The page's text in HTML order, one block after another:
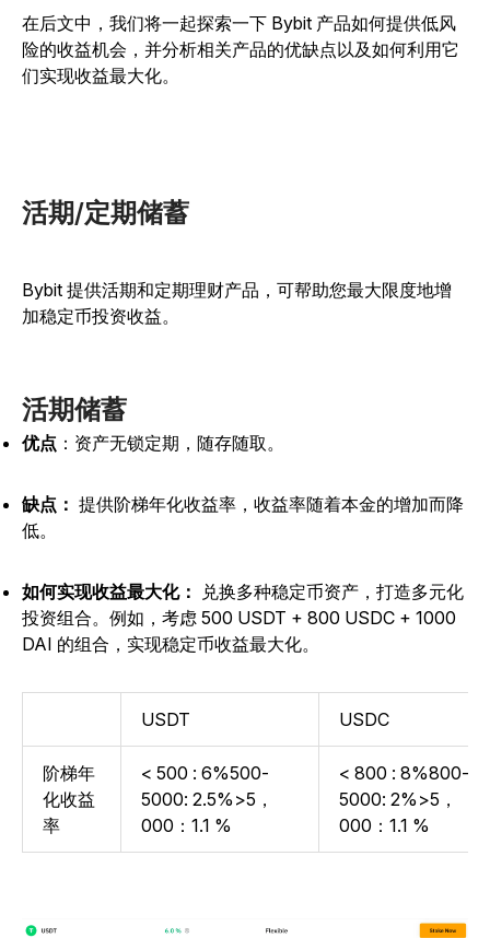
在后文中，我们将一起探索一下 Bybit 产品如何提供低风
险的收益机会，并分析相关产品的优缺点以及如何利用它
们实现收益最大化。
活期/定期储蓄
Bybit 提供活期和定期理财产品，可帮助您最大限度地增
加稳定币投资收益。
活期储蓄
优点 ：资产无锁定期，随存随取。
缺点： 提供阶梯年化收益率，收益率随着本金的增加而降
低。
如何实现收益最大化：
兑换多种稳定币资产，打造多元化
投资组合。例如，考虑 500 USDT + 800 USDC + 1000
DAI 的组合，实现稳定币收益最大化。
USDT USDC
阶梯年
化收益
率
< 500 : 6%500-
5000: 2.5%>5，
000：1.1 %
< 800 : 8%800-
5000: 2%>5，
000：1.1 %